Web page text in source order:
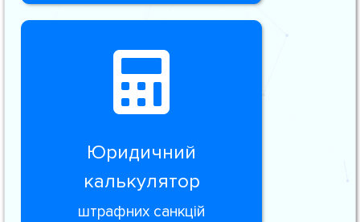
Юридичний
калькулятор
штрафних санкцій